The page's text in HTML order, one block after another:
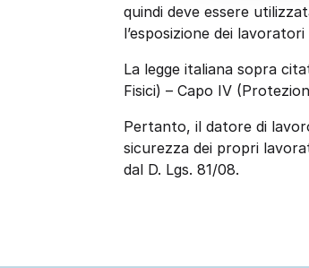
quindi deve essere
l’esposizione dei
La legge italiana sopra
Fisici) – Capo IV
Pertanto, il datore di
sicurezza dei propri
dal D. Lgs. 81/08.